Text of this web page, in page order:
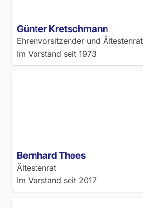
Günter Kretschmann
Ehrenvorsitzender und Ältestenrat
Im Vorstand seit 1973
Bernhard Thees
Ältestenrat
Im Vorstand seit 2017